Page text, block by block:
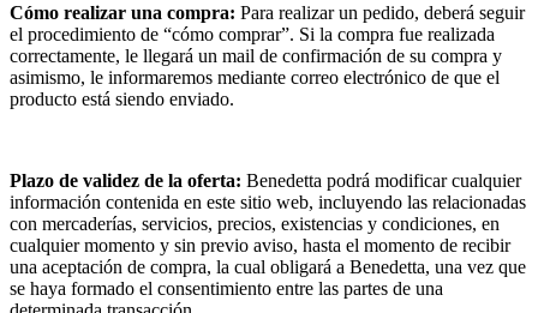
Cómo realizar una compra: Para realizar un pedido, deberá seguir
el procedimiento de “cómo comprar”. Si la compra fue realizada
correctamente, le llegará un mail de confirmación de su compra y
asimismo, le informaremos mediante correo electrónico de que el
producto está siendo enviado.
Plazo de validez de la oferta: Benedetta podrá modificar cualquier
información contenida en este sitio web, incluyendo las relacionadas
con mercaderías, servicios, precios, existencias y condiciones, en
cualquier momento y sin previo aviso, hasta el momento de recibir
una aceptación de compra, la cual obligará a Benedetta, una vez que
se haya formado el consentimiento entre las partes de una